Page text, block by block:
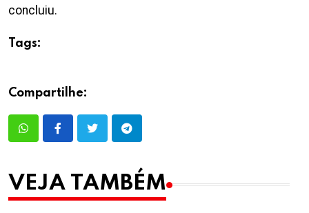
concluiu.
Tags:
Compartilhe:
VEJA TAMBÉM